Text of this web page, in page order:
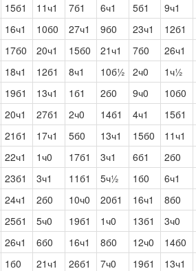
15б1 11ч1 7б1 6ч1 5б1 9ч1
16ч1 10б0 27ч1 9б0 23ч1 12б1
17б0 20ч1 15б0 21ч1 7б0 26ч1
18ч1 12б1 8ч1 10б½ 2ч0 1ч½
19б1 13ч1 1б1 2б0 9ч0 10б0
20ч1 27б1 2ч0 14б1 4ч1 15б1
21б1 17ч1 5б0 13ч1 15б0 11ч1
22ч1 1ч0 17б1 3ч1 6б1 2б0
23б1 3ч1 11б1 5ч½ 1б0 6ч1
24ч1 2б0 10ч0 20б1 16ч1 8б0
25б1 5ч0 19б1 1ч0 13б1 3ч0
26ч1 6б0 16ч1 8б0 12ч0 14б0
1б0 21ч1 26б1 7ч0 19б1 13ч1